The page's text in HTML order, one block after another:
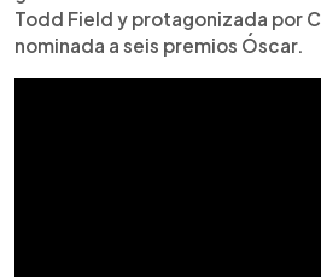
Todd Field y protagonizada por
nominada a seis premios Óscar.